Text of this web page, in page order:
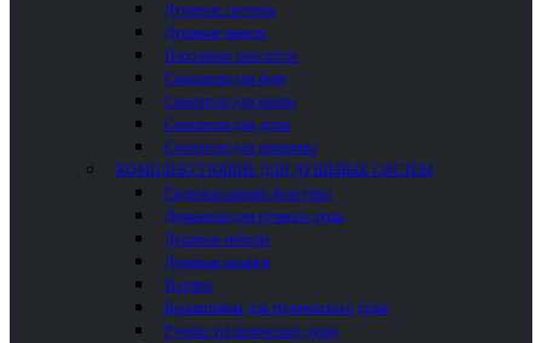
Душевые системы
Душевые панели
Напольные смесители
Смесители для биде
Смесители для ванны
Смесители для душа
Смесители для раковины
КОМПЛЕКТУЮЩИЕ ДЛЯ ДУШЕВЫХ СИСТЕМ
Гидромассажные форсунки
Держатели для ручного душа
Душевые наборы
Душевые шланги
Изливы
Кронштейны для тропического душа
Ручные гигиенические души